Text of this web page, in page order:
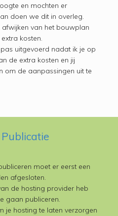
en mochten er
doen we dit in overleg.
van het bouwplan
kosten.
uitgevoerd nadat ik je op
de extra kosten en jij
om de aanpassingen uit te
moet er eerst een
afgesloten.
de hosting provider heb
gaan publiceren.
je hosting te laten verzorgen